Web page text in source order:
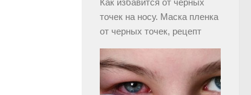
Как избавится от черных
точек на носу. Маска пленка
от черных точек, рецепт